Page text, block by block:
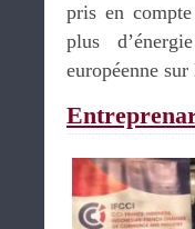
pris en
plus
européenne